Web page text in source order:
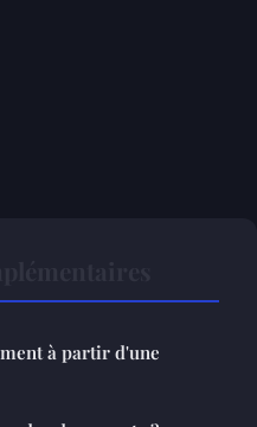
à partir d'une